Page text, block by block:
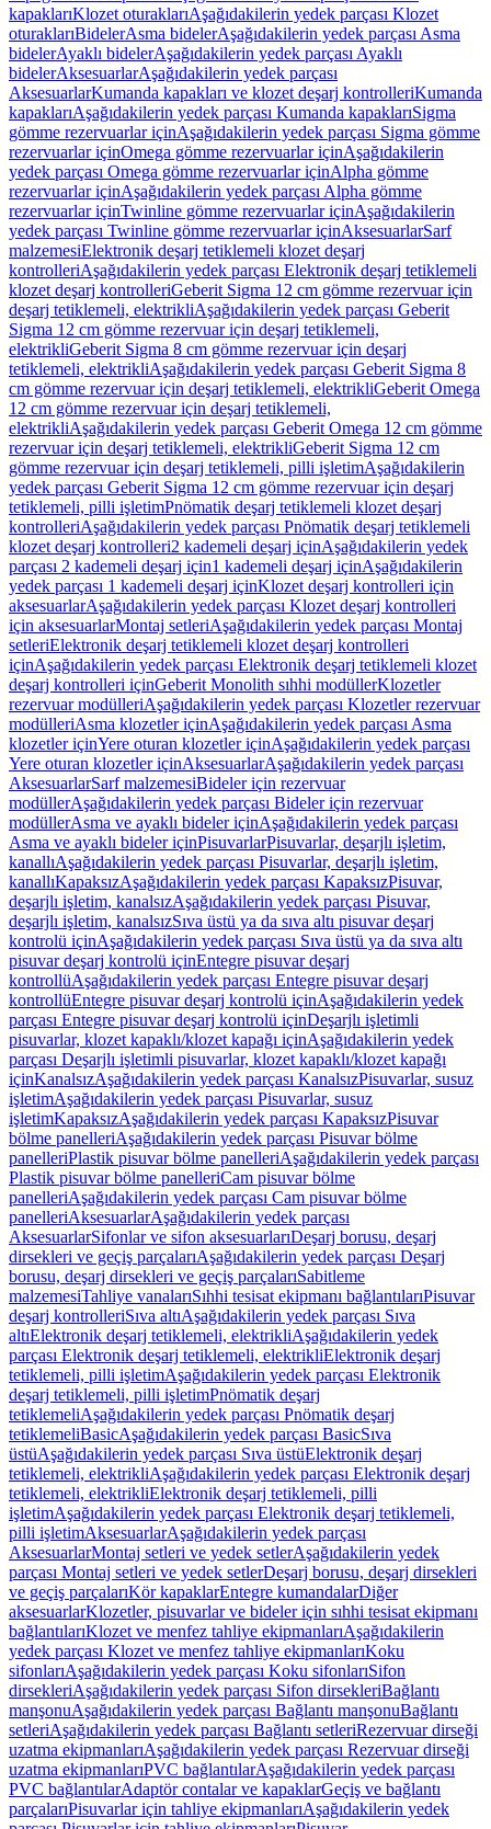
kapaklarıKlozet oturaklarıAşağıdakilerin yedek parçası Klozet
oturaklarıBidelerAsma bidelerAşağıdakilerin yedek parçası Asma
bidelerAyaklı bidelerAşağıdakilerin yedek parçası Ayaklı
bidelerAksesuarlarAşağıdakilerin yedek parçası
AksesuarlarKumanda kapakları ve klozet deşarj kontrolleriKumanda
kapaklarıAşağıdakilerin yedek parçası Kumanda kapaklarıSigma
gömme rezervuarlar içinAşağıdakilerin yedek parçası Sigma gömme
rezervuarlar içinOmega gömme rezervuarlar içinAşağıdakilerin
yedek parçası Omega gömme rezervuarlar içinAlpha gömme
rezervuarlar içinAşağıdakilerin yedek parçası Alpha gömme
rezervuarlar içinTwinline gömme rezervuarlar içinAşağıdakilerin
yedek parçası Twinline gömme rezervuarlar içinAksesuarlarSarf
malzemesiElektronik deşarj tetiklemeli klozet deşarj
kontrolleriAşağıdakilerin yedek parçası Elektronik deşarj tetiklemeli
klozet deşarj kontrolleriGeberit Sigma 12 cm gömme rezervuar için
deşarj tetiklemeli, elektrikliAşağıdakilerin yedek parçası Geberit
Sigma 12 cm gömme rezervuar için deşarj tetiklemeli,
elektrikliGeberit Sigma 8 cm gömme rezervuar için deşarj
tetiklemeli, elektrikliAşağıdakilerin yedek parçası Geberit Sigma 8
cm gömme rezervuar için deşarj tetiklemeli, elektrikliGeberit Omega
12 cm gömme rezervuar için deşarj tetiklemeli,
elektrikliAşağıdakilerin yedek parçası Geberit Omega 12 cm gömme
rezervuar için deşarj tetiklemeli, elektrikliGeberit Sigma 12 cm
gömme rezervuar için deşarj tetiklemeli, pilli işletimAşağıdakilerin
yedek parçası Geberit Sigma 12 cm gömme rezervuar için deşarj
tetiklemeli, pilli işletimPnömatik deşarj tetiklemeli klozet deşarj
kontrolleriAşağıdakilerin yedek parçası Pnömatik deşarj tetiklemeli
klozet deşarj kontrolleri2 kademeli deşarj içinAşağıdakilerin yedek
parçası 2 kademeli deşarj için1 kademeli deşarj içinAşağıdakilerin
yedek parçası 1 kademeli deşarj içinKlozet deşarj kontrolleri için
aksesuarlarAşağıdakilerin yedek parçası Klozet deşarj kontrolleri
için aksesuarlarMontaj setleriAşağıdakilerin yedek parçası Montaj
setleriElektronik deşarj tetiklemeli klozet deşarj kontrolleri
içinAşağıdakilerin yedek parçası Elektronik deşarj tetiklemeli klozet
deşarj kontrolleri içinGeberit Monolith sıhhi modüllerKlozetler
rezervuar modülleriAşağıdakilerin yedek parçası Klozetler rezervuar
modülleriAsma klozetler içinAşağıdakilerin yedek parçası Asma
klozetler içinYere oturan klozetler içinAşağıdakilerin yedek parçası
Yere oturan klozetler içinAksesuarlarAşağıdakilerin yedek parçası
AksesuarlarSarf malzemesiBideler için rezervuar
modüllerAşağıdakilerin yedek parçası Bideler için rezervuar
modüllerAsma ve ayaklı bideler içinAşağıdakilerin yedek parçası
Asma ve ayaklı bideler içinPisuvarlarPisuvarlar, deşarjlı işletim,
kanallıAşağıdakilerin yedek parçası Pisuvarlar, deşarjlı işletim,
kanallıKapaksızAşağıdakilerin yedek parçası KapaksızPisuvar,
deşarjlı işletim, kanalsızAşağıdakilerin yedek parçası Pisuvar,
deşarjlı işletim, kanalsızSıva üstü ya da sıva altı pisuvar deşarj
kontrolü içinAşağıdakilerin yedek parçası Sıva üstü ya da sıva altı
pisuvar deşarj kontrolü içinEntegre pisuvar deşarj
kontrollüAşağıdakilerin yedek parçası Entegre pisuvar deşarj
kontrollüEntegre pisuvar deşarj kontrolü içinAşağıdakilerin yedek
parçası Entegre pisuvar deşarj kontrolü içinDeşarjlı işletimli
pisuvarlar, klozet kapaklı/klozet kapağı içinAşağıdakilerin yedek
parçası Deşarjlı işletimli pisuvarlar, klozet kapaklı/klozet kapağı
içinKanalsızAşağıdakilerin yedek parçası KanalsızPisuvarlar, susuz
işletimAşağıdakilerin yedek parçası Pisuvarlar, susuz
işletimKapaksızAşağıdakilerin yedek parçası KapaksızPisuvar
bölme panelleriAşağıdakilerin yedek parçası Pisuvar bölme
panelleriPlastik pisuvar bölme panelleriAşağıdakilerin yedek parçası
Plastik pisuvar bölme panelleriCam pisuvar bölme
panelleriAşağıdakilerin yedek parçası Cam pisuvar bölme
panelleriAksesuarlarAşağıdakilerin yedek parçası
AksesuarlarSifonlar ve sifon aksesuarlarıDeşarj borusu, deşarj
dirsekleri ve geçiş parçalarıAşağıdakilerin yedek parçası Deşarj
borusu, deşarj dirsekleri ve geçiş parçalarıSabitleme
malzemesiTahliye vanalarıSıhhi tesisat ekipmanı bağlantılarıPisuvar
deşarj kontrolleriSıva altıAşağıdakilerin yedek parçası Sıva
altıElektronik deşarj tetiklemeli, elektrikliAşağıdakilerin yedek
parçası Elektronik deşarj tetiklemeli, elektrikliElektronik deşarj
tetiklemeli, pilli işletimAşağıdakilerin yedek parçası Elektronik
deşarj tetiklemeli, pilli işletimPnömatik deşarj
tetiklemeliAşağıdakilerin yedek parçası Pnömatik deşarj
tetiklemeliBasicAşağıdakilerin yedek parçası BasicSıva
üstüAşağıdakilerin yedek parçası Sıva üstüElektronik deşarj
tetiklemeli, elektrikliAşağıdakilerin yedek parçası Elektronik deşarj
tetiklemeli, elektrikliElektronik deşarj tetiklemeli, pilli
işletimAşağıdakilerin yedek parçası Elektronik deşarj tetiklemeli,
pilli işletimAksesuarlarAşağıdakilerin yedek parçası
AksesuarlarMontaj setleri ve yedek setlerAşağıdakilerin yedek
parçası Montaj setleri ve yedek setlerDeşarj borusu, deşarj dirsekleri
ve geçiş parçalarıKör kapaklarEntegre kumandalarDiğer
aksesuarlarKlozetler, pisuvarlar ve bideler için sıhhi tesisat ekipmanı
bağlantılarıKlozet ve menfez tahliye ekipmanlarıAşağıdakilerin
yedek parçası Klozet ve menfez tahliye ekipmanlarıKoku
sifonlarıAşağıdakilerin yedek parçası Koku sifonlarıSifon
dirsekleriAşağıdakilerin yedek parçası Sifon dirsekleriBağlantı
manşonuAşağıdakilerin yedek parçası Bağlantı manşonuBağlantı
setleriAşağıdakilerin yedek parçası Bağlantı setleriRezervuar dirseği
uzatma ekipmanlarıAşağıdakilerin yedek parçası Rezervuar dirseği
uzatma ekipmanlarıPVC bağlantılarAşağıdakilerin yedek parçası
PVC bağlantılarAdaptör contalar ve kapaklarGeçiş ve bağlantı
parçalarıPisuvarlar için tahliye ekipmanlarıAşağıdakilerin yedek